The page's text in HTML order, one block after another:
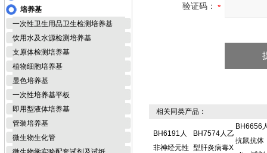
培养基
一次性卫生用品卫生检测培养基
饮用水及水源检测培养基
支原体检测培养基
植物细胞培养基
显色培养基
一次性培养基平板
即用型液体培养基
管装培养基
微生物生化管
验证码：
相关同类产品：
BH6191人
非神经元性
BH7574人乙
型肝炎病毒X
BH6656
抗鼠抗体